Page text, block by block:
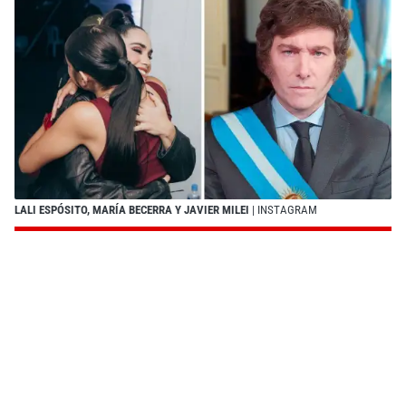
LALI ESPÓSITO, MARÍA BECERRA Y JAVIER MILEI | INSTAGRAM